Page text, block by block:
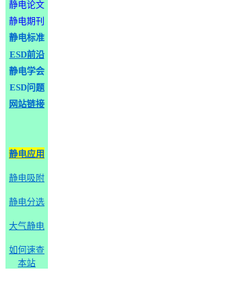
静电论文
静电期刊
静电标准
ESD前沿
静电学会
ESD问题
网站链接
静电应用
静电吸附
静电分选
大气静电
如何速查
本站